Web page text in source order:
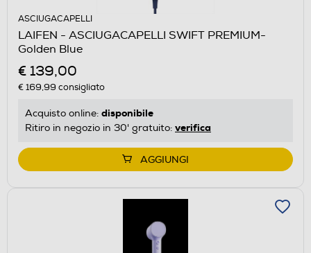
ASCIUGACAPELLI
LAIFEN - ASCIUGACAPELLI SWIFT PREMIUM-
Golden Blue
€ 139,00
€ 169,99 consigliato
Acquisto online: disponibile
Ritiro in negozio in 30' gratuito: verifica
AGGIUNGI